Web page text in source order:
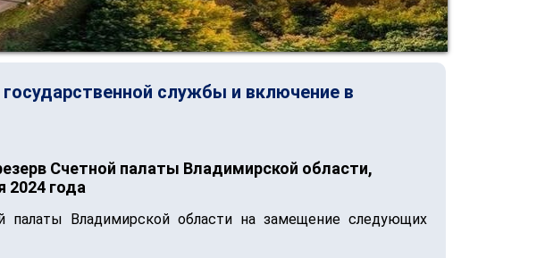
службы и включение в
Счетной палаты Владимирской области,
2024 года
Владимирской области на замещение следующих